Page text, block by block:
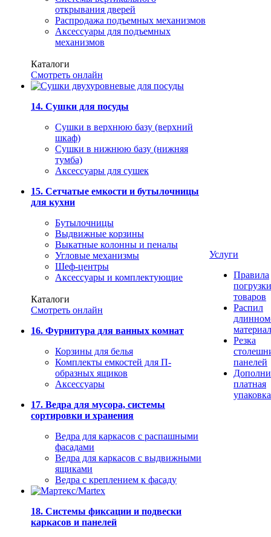
открывания дверей
Распродажа подъемных механизмов
Аксессуары для подъемных
механизмов
Каталоги
Смотреть онлайн
14. Сушки для посуды
Сушки в верхнюю базу (верхний
шкаф)
Сушки в нижнюю базу (нижняя
тумба)
Аксессуары для сушек
15. Сетчатые емкости и бутылочницы
для кухни
Бутылочницы
Выдвижные корзины
Выкатные колонны и пеналы
Угловые механизмы
Шеф-центры
Аксессуары и комплектующие
Каталоги
Смотреть онлайн
16. Фурнитура для ванных комнат
Корзины для белья
Комплекты емкостей для П-
образных ящиков
Аксессуары
17. Ведра для мусора, системы
сортировки и хранения
Ведра для каркасов с распашными
фасадами
Ведра для каркасов с выдвижными
ящиками
Ведра с креплением к фасаду
18. Системы фиксации и подвески
каркасов и панелей
Услуги
Правила
погрузки
товаров
Распил
Резка
панелей
платная
упаковка